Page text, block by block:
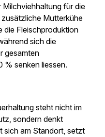
Milchviehhaltung für die
Mutterkühe
die Fleischproduktion
sich die
gesamten
% senken liessen.
steht nicht im
sondern denkt
sich am Standort, setzt